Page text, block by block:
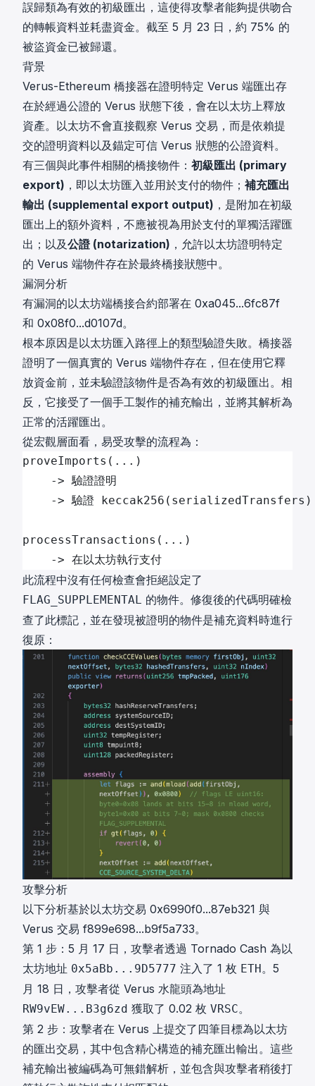
誤歸類為有效的初級匯出，這使得攻擊者能夠提供吻合
的轉帳資料並耗盡資金。截至 5 月 23 日，約 75% 的
被盜資金已被歸還。
背景
Verus-Ethereum 橋接器在證明特定 Verus 端匯出存
在於經過公證的 Verus 狀態下後，會在以太坊上釋放
資產。以太坊不會直接觀察 Verus 交易，而是依賴提
交的證明資料以及錨定可信 Verus 狀態的公證資料。
有三個與此事件相關的橋接物件： 初級匯出 (primary
export) ，即以太坊匯入並用於支付的物件； 補充匯出
輸出 (supplemental export output) ，是附加在初級
匯出上的額外資料，不應被視為用於支付的單獨活躍匯
出；以及公證 (notarization) ，允許以太坊證明特定
的 Verus 端物件存在於最終橋接狀態中。
漏洞分析
有漏洞的以太坊端橋接合約部署在 0xa045...6fc87f
和 0x08f0...d0107d。
根本原因是以太坊匯入路徑上的類型驗證失敗。橋接器
證明了一個真實的 Verus 端物件存在，但在使用它釋
放資金前，並未驗證該物件是否為有效的初級匯出。相
反，它接受了一個手工製作的補充輸出，並將其解析為
正常的活躍匯出。
從宏觀層面看，易受攻擊的流程為：
proveImports(...)
    -> 驗證證明
-> 驗證 keccak256(serializedTransfers)
processTransactions(...)
    -> 在以太坊執行支付
此流程中沒有任何檢查會拒絕設定了
FLAG_SUPPLEMENTAL 的物件。修復後的代碼明確檢
查了此標記，並在發現被證明的物件是補充資料時進行
復原：
攻擊分析
以下分析基於以太坊交易 0x6990f0...87eb321 與
Verus 交易 f899e698...b9f5a733。
第 1 步：5 月 17 日，攻擊者透過 Tornado Cash 為以
太坊地址 0x5aBb...9D5777 注入了 1 枚 ETH。5
月 18 日，攻擊者從 Verus 水龍頭為地址
RW9vEW...B3g6zd 獲取了 0.02 枚 VRSC。
第 2 步：攻擊者在 Verus 上提交了四筆目標為以太坊
的匯出交易，其中包含精心構造的補充匯出輸出。這些
補充輸出被編碼為可無錯解析，並包含與攻擊者稍後打